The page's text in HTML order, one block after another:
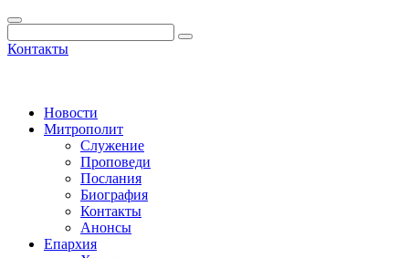
Контакты
Новости
Митрополит
Служение
Проповеди
Послания
Биография
Контакты
Анонсы
Епархия